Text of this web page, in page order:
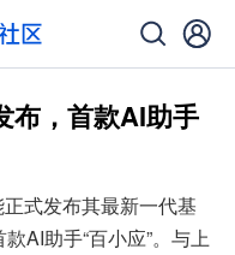
布，首款AI助手
式发布其最新一代基
AI助手“百小应”。与上